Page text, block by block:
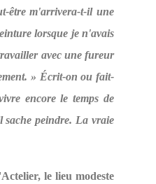
être m'arrivera-t-il une
lorsque je n'avais
avec une fureur
» Écrit-on ou fait-
encore le temps de
sache peindre. La vraie
le lieu modeste